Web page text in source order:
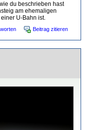
du beschrieben hast
am ehemaligen
U-Bahn ist.
Beitrag zitieren